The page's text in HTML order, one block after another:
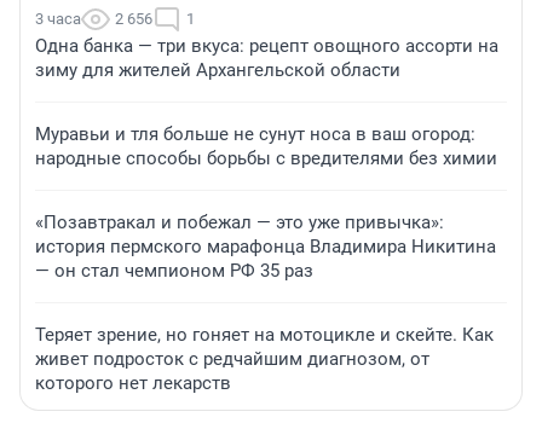
3 часа 2 656 1
Одна банка — три вкуса: рецепт овощного ассорти на
зиму для жителей Архангельской области
Муравьи и тля больше не сунут носа в ваш огород:
народные способы борьбы с вредителями без химии
«Позавтракал и побежал — это уже привычка»:
история пермского марафонца Владимира Никитина
— он стал чемпионом РФ 35 раз
Теряет зрение, но гоняет на мотоцикле и скейте. Как
живет подросток с редчайшим диагнозом, от
которого нет лекарств